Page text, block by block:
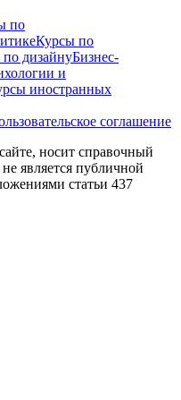
по
Курсы по
дизайнуБизнес-
и
иностранных
соглашение
носит справочный
является публичной
статьи 437